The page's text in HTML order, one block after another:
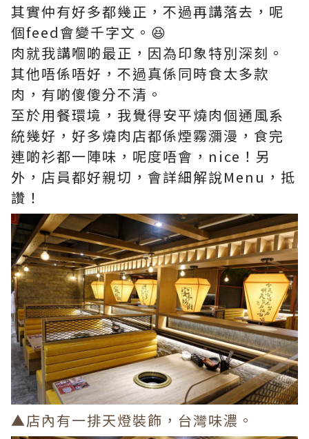
其實仲有好多都幾正，不過再講落去，呢
個feed會變千字文。😆​
肉就我講嗰啲最正，因為印象特別深刻。
其他唔係唔好，不過真係同時食太多款
肉，有啲傻傻分不清。​
至於用餐環境，我覺得安平燒肉個通風系
統幾好，好多燒肉店都係煙霧瀰漫，食完
連啲衫都一陣味，呢度唔會，nice！另
外，店員都好親切，會詳細解說Menu，抵
讚！​
▲店內有一排天燈裝飾，台灣味濃。